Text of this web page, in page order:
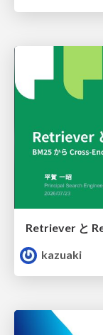
Retriever と
kazuaki